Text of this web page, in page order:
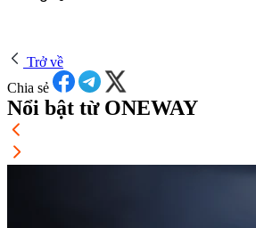
Trở về
Chia sẻ
Nổi bật từ ONEWAY